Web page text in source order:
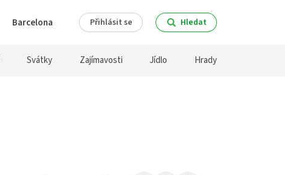
Barcelona Přihlásit se Hledat
Svátky Zajímavosti Jídlo Hrady